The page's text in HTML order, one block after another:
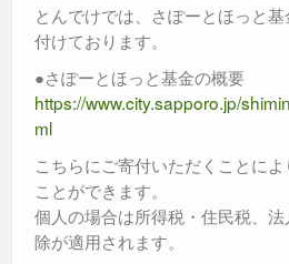
とんでけでは、さぽーとほっと
付けております。
●さぽーとほっと基金の概要
https://www.city.sapporo.jp/
ml
こちらにご寄付いただくことに
ことができます。
個人の場合は所得税・住民税、
除が適用されます。